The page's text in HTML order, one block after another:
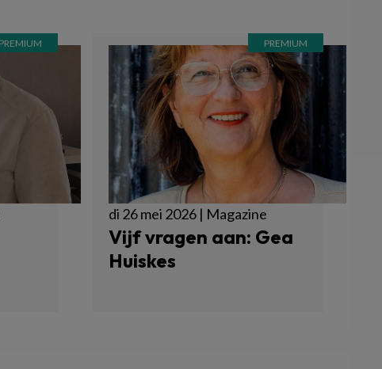
di 26 mei 2026 | Magazine
Vijf vragen aan: Gea
Huiskes